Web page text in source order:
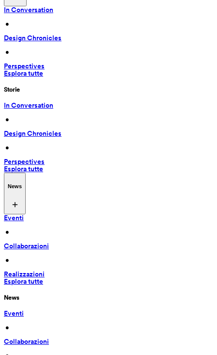
In Conversation
•
Design Chronicles
•
Perspectives
Esplora tutte
Storie
In Conversation
•
Design Chronicles
•
Perspectives
Esplora tutte
News
Eventi
•
Collaborazioni
•
Realizzazioni
Esplora tutte
News
Eventi
•
Collaborazioni